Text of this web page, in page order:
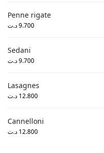
Penne rigate
9.700د.ت
Sedani
9.700د.ت
Lasagnes
12.800 د.ت
Cannelloni
12.800 د.ت